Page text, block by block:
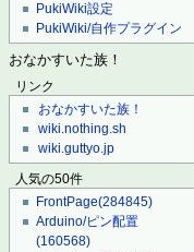
PukiWiki設定
PukiWiki/自作プラグイン
おなかすいた族！
リンク
おなかすいた族！
wiki.nothing.sh
wiki.guttyo.jp
人気の50件
FrontPage(284845)
Arduino/ピン配置
(160568)